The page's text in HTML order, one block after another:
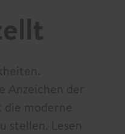
Anzeichen der
die moderne
stellen. Lesen